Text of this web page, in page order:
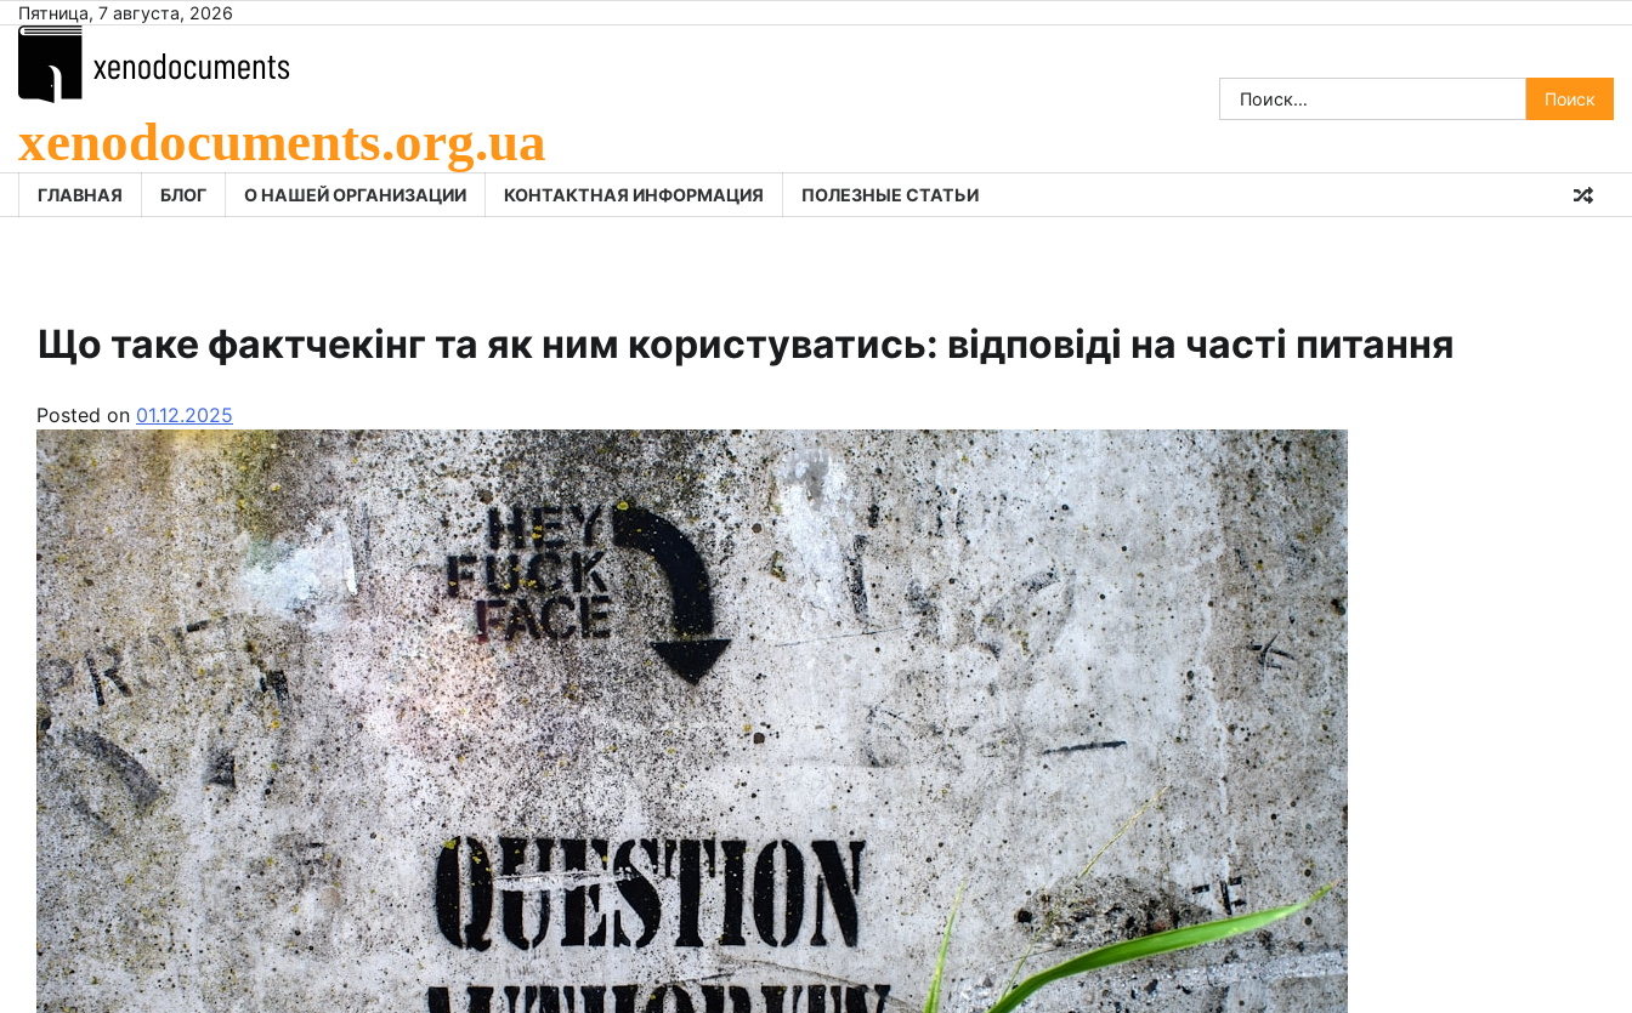
Skip
content
Пятница, 7 августа, 2026
xenodocuments.org.ua
Найти:
ГЛАВНАЯ БЛОГ О НАШЕЙ ОРГАНИЗАЦИИ КОНТАКТНАЯ ИНФОРМАЦИЯ ПОЛЕЗНЫЕ СТАТЬИ
Що таке фактчекінг та як ним користуватись: відповіді на часті питання
Posted on 01.12.2025